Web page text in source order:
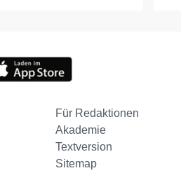
Für Redaktionen
Akademie
Textversion
Sitemap